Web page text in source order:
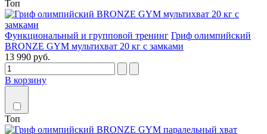
Топ
Функциональный и групповой тренинг Гриф олимпийский
BRONZE GYM мультихват 20 кг с замками
13 990 руб.
В корзину
Топ